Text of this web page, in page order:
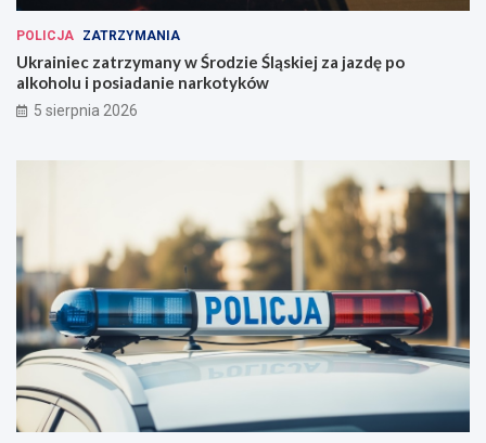
POLICJA ZATRZYMANIA
Ukrainiec zatrzymany w Środzie Śląskiej za jazdę po
alkoholu i posiadanie narkotyków
5 sierpnia 2026